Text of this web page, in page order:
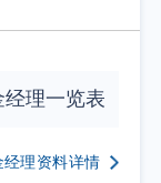
经理一览表
经理资料详情